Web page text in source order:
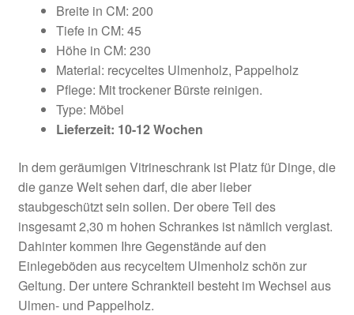
Breite in CM: 200
Tiefe in CM: 45
Höhe in CM: 230
Material: recyceltes Ulmenholz, Pappelholz
Pflege: Mit trockener Bürste reinigen.
Type: Möbel
Lieferzeit: 10-12 Wochen
In dem geräumigen Vitrineschrank ist Platz für Dinge, die
die ganze Welt sehen darf, die aber lieber
staubgeschützt sein sollen. Der obere Teil des
insgesamt 2,30 m hohen Schrankes ist nämlich verglast.
Dahinter kommen Ihre Gegenstände auf den
Einlegeböden aus recyceltem Ulmenholz schön zur
Geltung. Der untere Schrankteil besteht im Wechsel aus
Ulmen- und Pappelholz.